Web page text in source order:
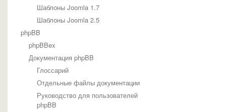
Шаблоны Joomla 1.7
Шаблоны Joomla 2.5
phpBB
phpBBex
Документация phpBB
Глоссарий
Отдельные файлы документации
Руководство для пользователей
phpBB